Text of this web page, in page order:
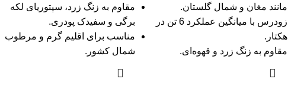
مانند مغان و شمال گلستان.
زودرس با میانگین عملکرد 6 تن در
هکتار.
مقاوم به زنگ زرد و قهوه‌ای.
مقاوم به زنگ زرد، سپتوریای لکه
برگی و سفیدک پودری.
مناسب برای اقلیم گرم و مرطوب
شمال کشور.